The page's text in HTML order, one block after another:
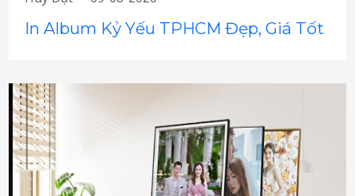
In Album Kỷ Yếu TPHCM Đẹp, Giá Tốt